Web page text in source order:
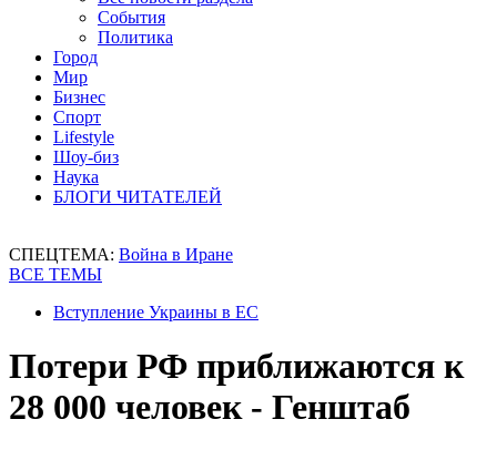
События
Политика
Город
Мир
Бизнес
Спорт
Lifestyle
Шоу-биз
Наука
БЛОГИ ЧИТАТЕЛЕЙ
СПЕЦТЕМА: Война в Иране
ВСЕ ТЕМЫ
Вступление Украины в ЕС
Потери РФ приближаются к
28 000 человек - Генштаб